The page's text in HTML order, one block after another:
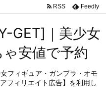
GET]｜美少女
安値で予約
フィギュア・ガンプラ・オモ
フィリエイト広告】を利用し
RSS Feedly